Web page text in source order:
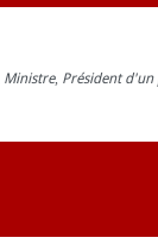
Ministre, Président